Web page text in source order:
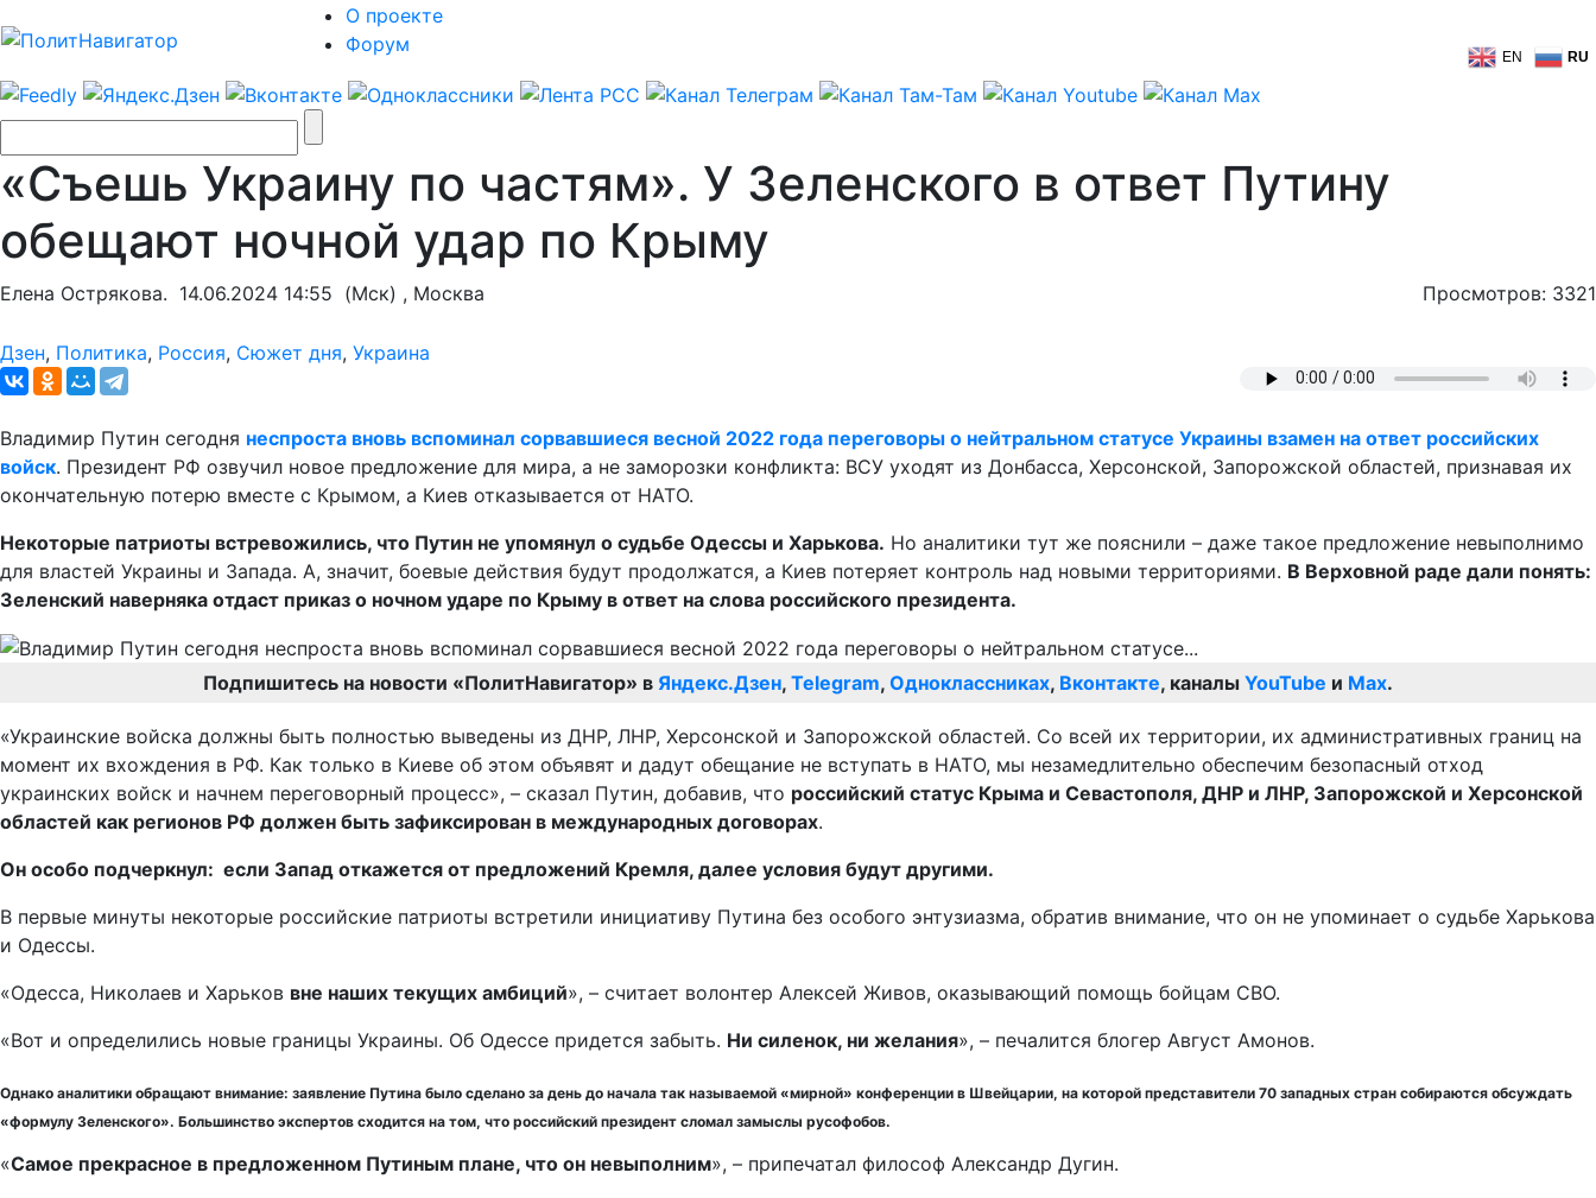
О проекте
Форум
EN RU
«Съешь Украину по частям». У Зеленского в ответ Путину
обещают ночной удар по Крыму
Елена Острякова. 14.06.2024 14:55 (Мск) , Москва Просмотров: 3321
Дзен, Политика, Россия, Сюжет дня, Украина
Владимир Путин сегодня неспроста вновь вспоминал сорвавшиеся весной 2022 года переговоры о нейтральном статусе Украины взамен на ответ российских
войск. Президент РФ озвучил новое предложение для мира, а не заморозки конфликта: ВСУ уходят из Донбасса, Херсонской, Запорожской областей, признавая их
окончательную потерю вместе с Крымом, а Киев отказывается от НАТО.
Некоторые патриоты встревожились, что Путин не упомянул о судьбе Одессы и Харькова. Но аналитики тут же пояснили – даже такое предложение невыполнимо
для властей Украины и Запада. А, значит, боевые действия будут продолжатся, а Киев потеряет контроль над новыми территориями. В Верховной раде дали понять:
Зеленский наверняка отдаст приказ о ночном ударе по Крыму в ответ на слова российского президента.
Подпишитесь на новости «ПолитНавигатор» в Яндекс.Дзен, Telegram, Одноклассниках, Вконтакте, каналы YouTube и Max.
«Украинские войска должны быть полностью выведены из ДНР, ЛНР, Херсонской и Запорожской областей. Со всей их территории, их административных границ на
момент их вхождения в РФ. Как только в Киеве об этом объявят и дадут обещание не вступать в НАТО, мы незамедлительно обеспечим безопасный отход
украинских войск и начнем переговорный процесс», – сказал Путин, добавив, что российский статус Крыма и Севастополя, ДНР и ЛНР, Запорожской и Херсонской
областей как регионов РФ должен быть зафиксирован в международных договорах.
Он особо подчеркнул: если Запад откажется от предложений Кремля, далее условия будут другими.
В первые минуты некоторые российские патриоты встретили инициативу Путина без особого энтузиазма, обратив внимание, что он не упоминает о судьбе Харькова
и Одессы.
«Одесса, Николаев и Харьков вне наших текущих амбиций», – считает волонтер Алексей Живов, оказывающий помощь бойцам СВО.
«Вот и определились новые границы Украины. Об Одессе придется забыть. Ни силенок, ни желания», – печалится блогер Август Амонов.
Однако аналитики обращают внимание: заявление Путина было сделано за день до начала так называемой «мирной» конференции в Швейцарии, на которой представители 70 западных стран собираются обсуждать
«формулу Зеленского». Большинство экспертов сходится на том, что российский президент сломал замыслы русофобов.
«Самое прекрасное в предложенном Путиным плане, что он невыполним», – припечатал философ Александр Дугин.